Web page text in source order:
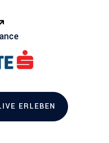
ERLEBEN